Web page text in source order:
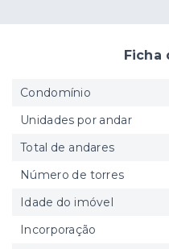
Ficha
Condomínio
Unidades por andar
Total de andares
Número de torres
Idade do imóvel
Incorporação